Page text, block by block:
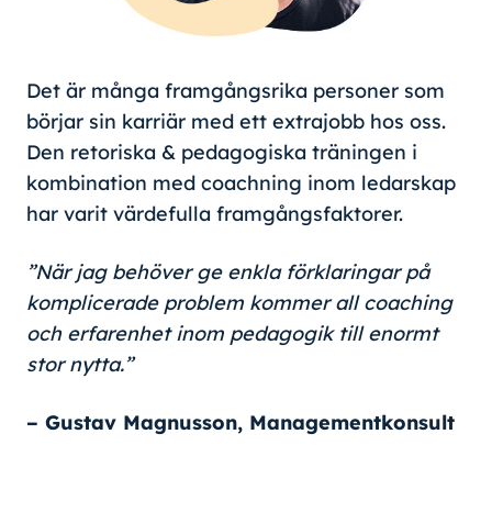
Det är många framgångsrika personer som
börjar sin karriär med ett extrajobb hos oss.
Den retoriska & pedagogiska träningen i
kombination med coachning inom ledarskap
har varit värdefulla framgångsfaktorer.
”När jag behöver ge enkla förklaringar på
komplicerade problem kommer all coaching
och erfarenhet inom pedagogik till enormt
stor nytta.”
– Gustav Magnusson, Managementkonsult